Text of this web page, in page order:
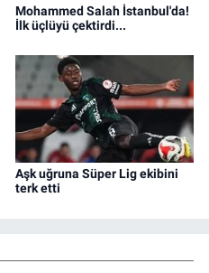
Mohammed Salah İstanbul'da!
İlk üçlüyü çektirdi...
Aşk uğruna Süper Lig ekibini
terk etti